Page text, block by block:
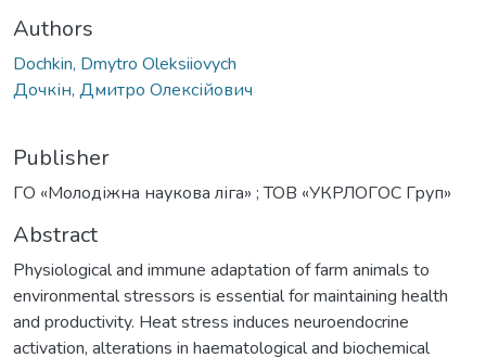
Authors
Dochkin, Dmytro Oleksiiovych
Дочкін, Дмитро Олексійович
Publisher
ГО «Молодіжна наукова ліга» ; ТОВ «УКРЛОГОС Груп»
Abstract
Physiological and immune adaptation of farm animals to
environmental stressors is essential for maintaining health
and productivity. Heat stress induces neuroendocrine
activation, alterations in haematological and biochemical